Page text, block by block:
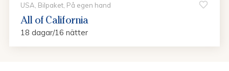
USA, Bilpaket, På egen hand
All of California
18 dagar/16 nätter